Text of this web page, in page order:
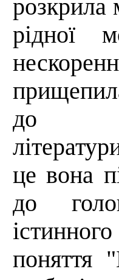
розкрила
рiдної
до
це вона
до
поняття